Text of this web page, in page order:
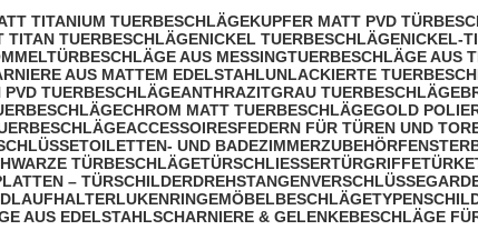
TITANIUM TUERBESCHLÄGEKUPFER MATT PVD
TITAN TUERBESCHLÄGENICKEL TUERBESCHLÄGENICKEL-
AUS MESSINGTUERBESCHLÄGE AUS
AUS MATTEM EDELSTAHLUNLACKIERTE
TUERBESCHLÄGEANTHRAZITGRAU TUERBESCHLÄGE
CHROM MATT TUERBESCHLÄGEGOLD
ACCESSOIRESFEDERN FÜR TÜREN UND
TOILETTEN- UND BADEZIMMERZUBEHÖR
TÜRBESCHLÄGETÜRSCHLIESSER TÜRGRIFFE
– TÜRSCHILDERDREHSTANGENVERSCHLÜSSE
LUKENRINGEMÖBELBESCHLÄGE
AUS EDELSTAHLSCHARNIERE & GELENKEBESCHLÄGE